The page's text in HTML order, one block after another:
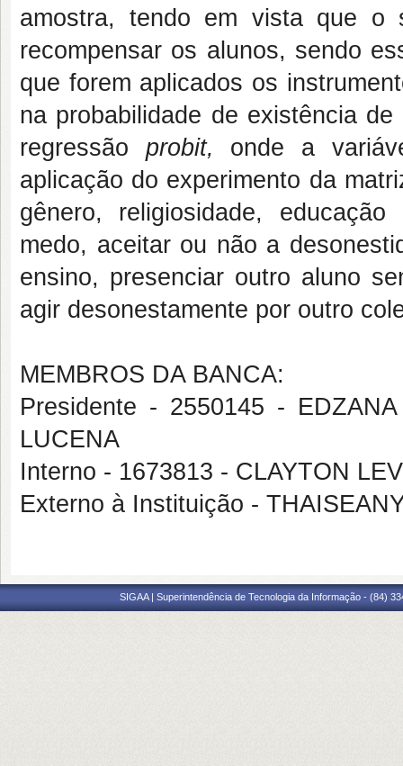
amostra, tendo em vista que o
recompensar os alunos, sendo
que forem aplicados os
na probabilidade de existência
regressão probit, onde a
aplicação do experimento da
gênero, religiosidade,
medo, aceitar ou não a
ensino, presenciar outro aluno
agir desonestamente por outro
MEMBROS DA BANCA:
Presidente - 2550145 -
LUCENA
Interno - 1673813 - CLAYTON
Externo à Instituição -
SIGAA | Superintendência de Tecnologia da Informação - (84)